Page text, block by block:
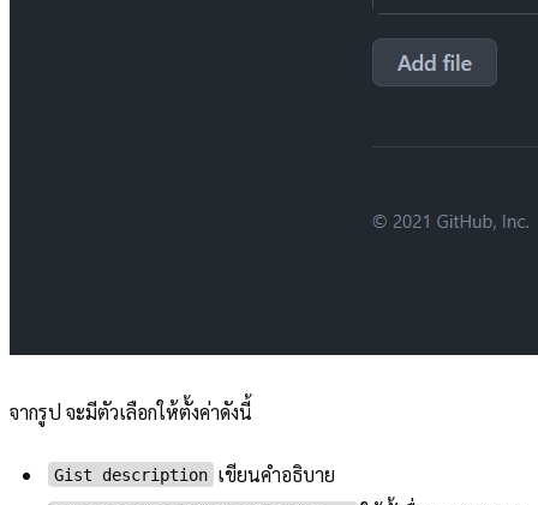
จากรูป จะมีตัวเลือกให้ตั้งค่าดังนี้
Gist description เขียนคำอธิบาย